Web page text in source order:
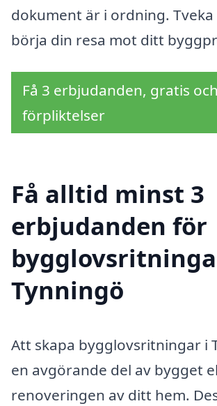
dokument är i ordning.
börja din resa mot ditt
Få 3 erbjudanden, gratis
förpliktelser
Få alltid minst 3
erbjudanden för
Tynningö
Att skapa bygglovsritningar i
en avgörande del av bygget
renoveringen av ditt hem.